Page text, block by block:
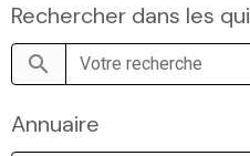
Rechercher dans les
Annuaire